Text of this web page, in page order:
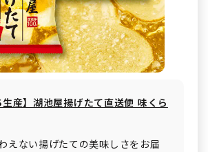
産】湖池屋揚げたて直送便 味くら
えない揚げたての美味しさをお届